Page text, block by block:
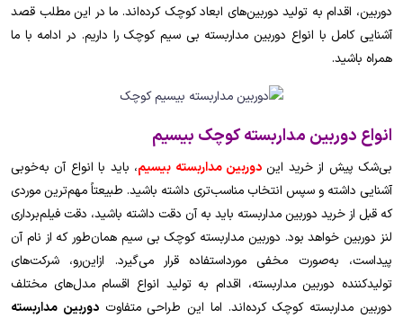
دوربین، اقدام به تولید دوربین‌های ابعاد کوچک کرده‌اند. ما در این مطلب قصد
آشنایی کامل با انواع دوربین مداربسته بی سیم کوچک را داریم. در ادامه با ما
همراه باشید.
انواع دوربین مداربسته کوچک بیسیم
بی‌شک پیش از خرید ایندوربین مداربسته بیسیم، باید با انواع آن به‌خوبی
آشنایی داشته و سپس انتخاب مناسب‌تری داشته باشید. طبیعتاً مهم‌ترین موردی
که قبل از خرید دوربین مداربسته باید به آن دقت داشته باشید، دقت فیلم‌برداری
لنز دوربین خواهد بود. دوربین مداربسته کوچک بی سیم همان‌طور که از نام آن
پیداست، به‌صورت مخفی مورداستفاده قرار می‌گیرد. ازاین‌رو، شرکت‌های
تولیدکننده دوربین مداربسته، اقدام به تولید انواع اقسام مدل‌های مختلف
دوربین مداربسته کوچک کرده‌اند. اما این طراحی متفاوتدوربین مداربسته